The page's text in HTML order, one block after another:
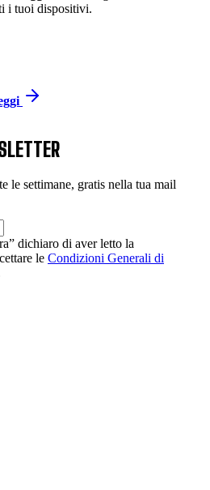
i tuoi dispositivi.
le settimane, gratis nella tua mail
dichiaro di aver letto la
le Condizioni Generali di